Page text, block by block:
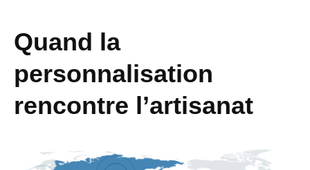
Quand la
personnalisation
rencontre l’artisanat